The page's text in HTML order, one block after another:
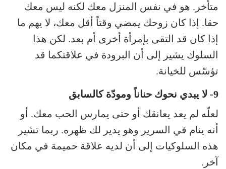
متأخر. هو في نفس المنزل معك لكنه ليس معك
حقا. إذا كان زوحك يمضي وقتاً أقل معك، لا يهم ما
إذا كان قد التقى بإمرأة أخرى أم بعد. لكن هذا
السلوك يشير إلى أن البرودة في علاقتكما قد
تؤسّس للخيانة.
9- لا يبدي نحوك حناناً ومودّة كالسابق
لعلّه لم يعد يعانقك أو حتى يمارس الحب معك. أو
أنه ينام في السرير وهو يدير لك ظهره. ربما تشير
هذه السلوكيات إلى أن لديه علاقة حميمة في مكان
آخر.